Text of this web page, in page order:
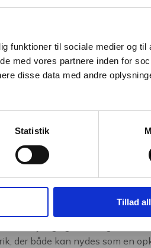
funktioner til sociale medier og til
med vores partnere inden for
disse data med andre
Statistik
Tillad
som
og indeholder appelsinstykker.
1 brev pr. kop og trækketid 2-3
oplagt valg – især når den
teoplevelser. Denne
en fyldig og let sødlig
der både kan nydes som en